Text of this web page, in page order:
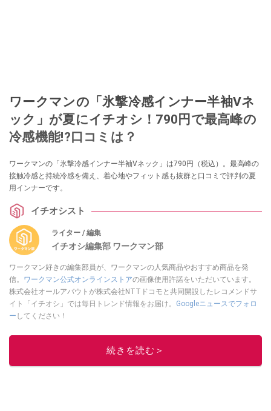
ワークマンの「氷撃冷感インナー半袖Vネ
ック」が夏にイチオシ！790円で最高峰の
冷感機能!?口コミは？
ワークマンの「氷撃冷感インナー半袖Vネック」は790円（税込）。最高峰の
接触冷感と持続冷感を備え、着心地やフィット感も抜群と口コミで評判の夏
用インナーです。
イチオシスト
ライター / 編集
イチオシ編集部 ワークマン部
ワークマン好きの編集部員が、ワークマンの人気商品やおすすめ商品を発
信。 ワークマン公式オンラインストアの画像使用許諾をいただいています。
株式会社オールアバウトが株式会社NTTドコモと共同開設したレコメンドサ
イト「イチオシ」では毎日トレンド情報をお届け。 Googleニュースでフォロ
ー してください！
このイチオシストの他の記事を読む
続きを読む＞